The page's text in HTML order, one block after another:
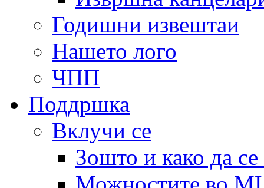
Годишни извештаи
Нашето лого
ЧПП
Поддршка
Вклучи се
Зошто и како да